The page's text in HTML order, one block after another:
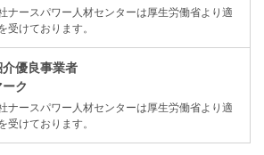
ナースパワー人材センターは厚生労働省より適
受けております。
優良事業者
ク
ナースパワー人材センターは厚生労働省より適
受けております。